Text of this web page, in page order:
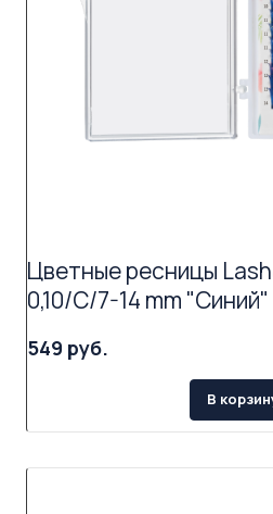
Цветные ресницы
0,10/C/7-14 mm
549 руб.
В